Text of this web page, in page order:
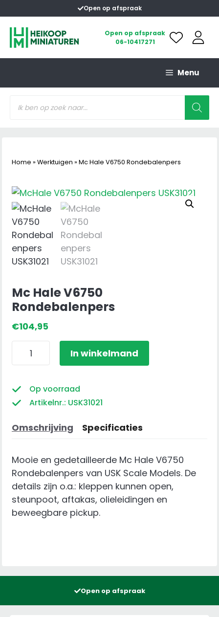
naar
inhoud
Open op afspraak
Open op afspraak
06-10417271
Menu
zoeken
Home » Werktuigen » Mc Hale V6750 Rondebalenpers
Mc Hale V6750
Rondebalenpers
€104,95
Rondebalenpers
aantal
In winkelmand
Op voorraad
Artikelnr.: USK31021
Omschrijving Specificaties
Mooie en gedetailleerde Mc Hale V6750
Rondebalenpers van USK Scale Models. De
details zijn o.a.: kleppen kunnen open,
steunpoot, aftakas, olieleidingen en
beweegbare pickup.
Open op afspraak